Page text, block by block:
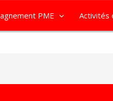
PME Activités